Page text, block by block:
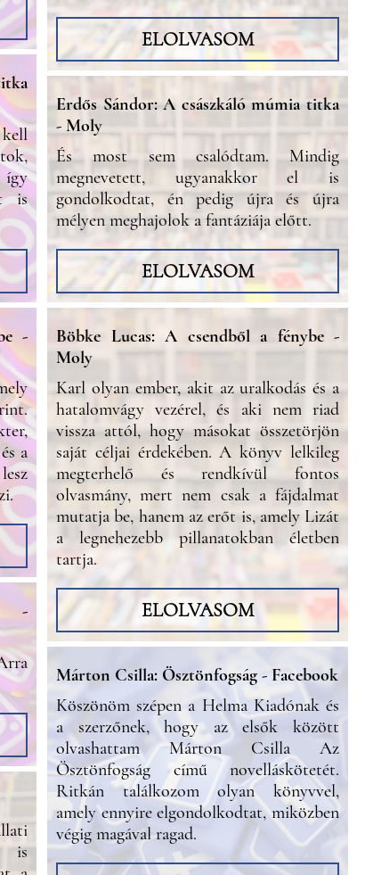
így
is
-
a
-
is
ELOLVASOM
Erdős Sándor: A császkáló múmia titka
- Moly
És most sem csalódtam. Mindig
megnevetett, ugyanakkor el is
gondolkodtat, én pedig újra és újra
mélyen meghajolok a fantáziája előtt.
ELOLVASOM
Böbke Lucas: A csendből a fénybe -
Moly
Karl olyan ember, akit az uralkodás és a
hatalomvágy vezérel, és aki nem riad
vissza attól, hogy másokat összetörjön
saját céljai érdekében. A könyv lelkileg
megterhelő és rendkívül fontos
olvasmány, mert nem csak a fájdalmat
mutatja be, hanem az erőt is, amely Lizát
a legnehezebb pillanatokban életben
tartja.
ELOLVASOM
Márton Csilla: Ösztönfogság - Facebook
Köszönöm szépen a Helma Kiadónak és
a szerzőnek, hogy az elsők között
olvashattam Márton Csilla Az
Ösztönfogság című novelláskötetét.
Ritkán találkozom olyan könyvvel,
amely ennyire elgondolkodtat, miközben
végig magával ragad.